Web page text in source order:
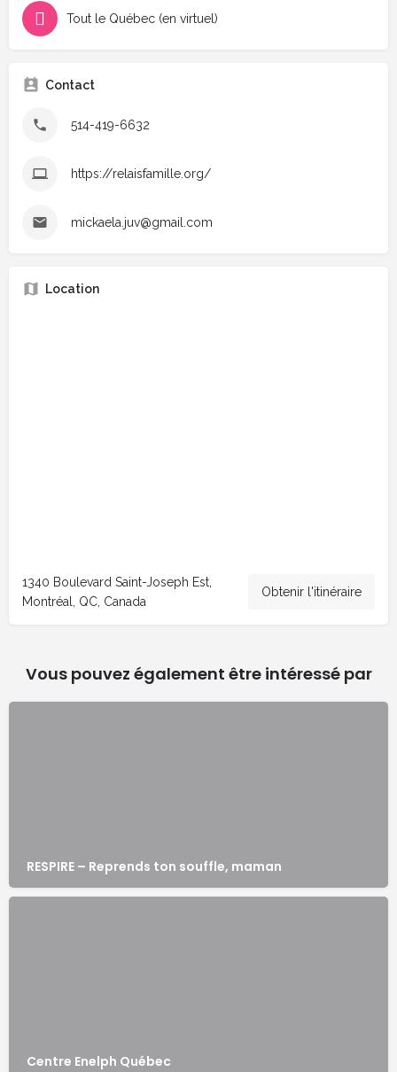
Tout le Québec (en virtuel)
Contact
514-419-6632
https://relaisfamille.org/
mickaela.juv@gmail.com
Location
1340 Boulevard Saint-Joseph Est,
Montréal, QC, Canada
Obtenir l'itinéraire
Vous pouvez également être intéressé par
RESPIRE – Reprends ton souffle, maman
Centre Enelph Québec